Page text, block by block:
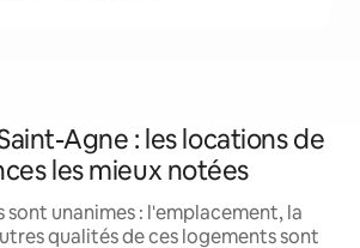
Agne : les locations de
les mieux notées
sont unanimes : l'emplacement, la
qualités de ces logements sont